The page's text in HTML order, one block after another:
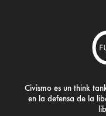
Civismo es un think
en la defensa de la